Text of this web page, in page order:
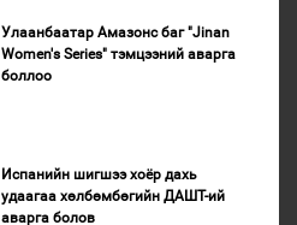
Улаанбаатар Амазонс баг "Jinan
Women's Series" тэмцээний аварга
боллоо
Испанийн шигшээ хоёр дахь
удаагаа хөлбөмбөгийн ДАШТ-ий
аварга болов